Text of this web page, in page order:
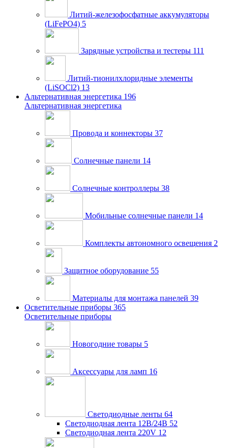
Литий-железофосфатные аккумуляторы
(LiFePO4) 5
Зарядные устройства и тестеры 111
Литий-тионилхлоридные элементы
(LiSOCl2) 13
Альтернативная энергетика 196
Альтернативная энергетика
Провода и коннекторы 37
Солнечные панели 14
Солнечные контроллеры 38
Мобильные солнечные панели 14
Комплекты автономного освещения 2
Защитное оборудование 55
Материалы для монтажа панелей 39
Осветительные приборы 365
Осветительные приборы
Новогодние товары 5
Аксессуары для ламп 16
Светодиодные ленты 64
Светодиодная лента 12В/24В 52
Светодиодная лента 220V 12